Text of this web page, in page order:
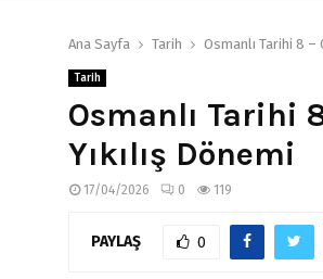
Ana Sayfa Tarih Osmanlı Tarihi 8 –
Tarih
Osmanlı Tarihi
Yıkılış Dönemi
17/04/2026 0 119
PAYLAŞ 0